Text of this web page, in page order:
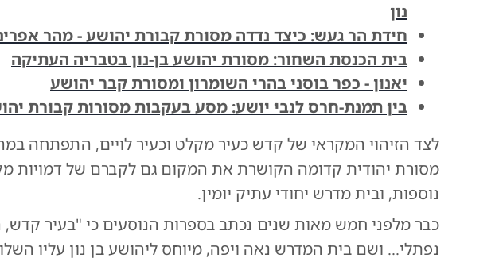
נון
חידת הר געש: כיצד נדדה מסורת קבורת יהושע - מהר
בית הכנסת השחור: מסורת יהושע בן-נון בטבריה העתיקה
יאנון - כפר בוסני בהרי השומרון ומסורת קבר יהושע
בין תמנת-חרס לנבי יושע: מסע בעקבות מסורות קבורת
לצד הזיהוי המקראי של קדש כעיר מקלט וכעיר לויים, התפתחה
מסורת יהודית קדומה הקושרת את המקום גם לקברם של דמויות
נוספות, ובית מדרש יחודי עתיק יומין.
כבר מלפני חמש מאות שנים נכתב בספרות הנוסעים כי "בעיר
נפתלי... ושם בית המדרש נאה ויפה, מיוחס ליהושע בן נון עליו